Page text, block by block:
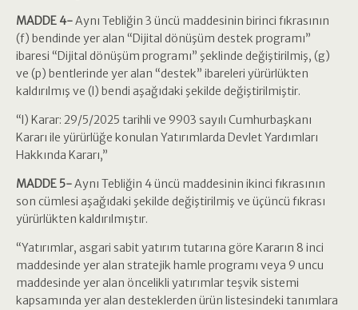
MADDE 4-Aynı Tebliğin 3 üncü maddesinin birinci fıkrasının
(f) bendinde yer alan “Dijital dönüşüm destek programı”
ibaresi “Dijital dönüşüm programı” şeklinde değiştirilmiş, (g)
ve (p) bentlerinde yer alan “destek” ibareleri yürürlükten
kaldırılmış ve (l) bendi aşağıdaki şekilde değiştirilmiştir.
“l) Karar: 29/5/2025 tarihli ve 9903 sayılı Cumhurbaşkanı
Kararı ile yürürlüğe konulan Yatırımlarda Devlet Yardımları
Hakkında Kararı,”
MADDE 5-Aynı Tebliğin 4 üncü maddesinin ikinci fıkrasının
son cümlesi aşağıdaki şekilde değiştirilmiş ve üçüncü fıkrası
yürürlükten kaldırılmıştır.
“Yatırımlar, asgari sabit yatırım tutarına göre Kararın 8 inci
maddesinde yer alan stratejik hamle programı veya 9 uncu
maddesinde yer alan öncelikli yatırımlar teşvik sistemi
kapsamında yer alan desteklerden ürün listesindeki tanımlara